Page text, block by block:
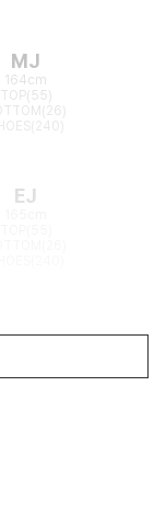
MJ
164cm
TOP(55)
EJ